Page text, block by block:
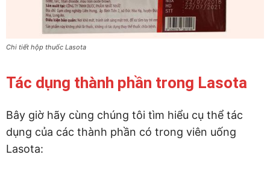
Chi tiết hộp thuốc Lasota
Tác dụng thành phần trong Lasota
Bây giờ hãy cùng chúng tôi tìm hiểu cụ thể tác
dụng của các thành phần có trong viên uống
Lasota: